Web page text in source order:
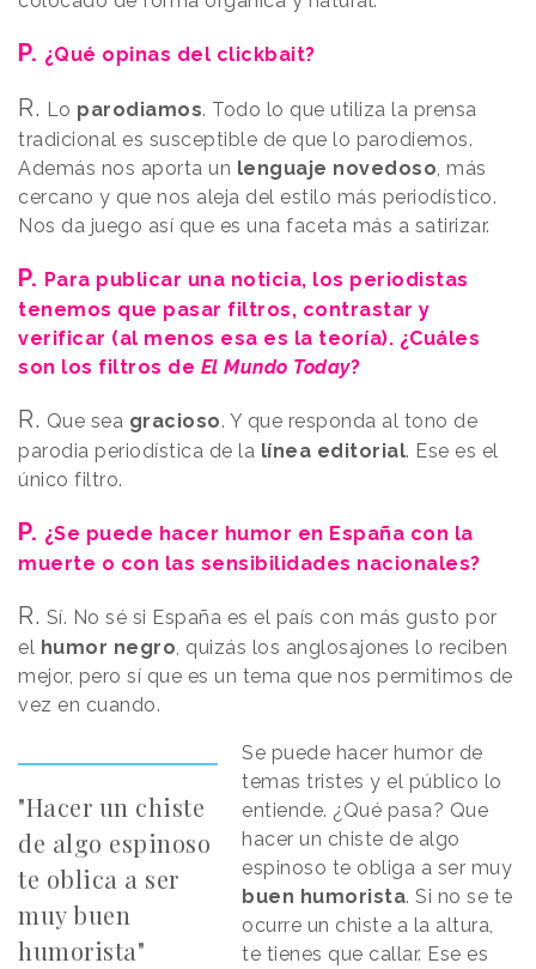
P. ¿Qué opinas del clickbait?
R. Lo parodiamos. Todo lo que utiliza la prensa
tradicional es susceptible de que lo parodiemos.
Además nos aporta un lenguaje novedoso, más
cercano y que nos aleja del estilo más periodístico.
Nos da juego así que es una faceta más a satirizar.
P. Para publicar una noticia, los periodistas
tenemos que pasar filtros, contrastar y
verificar (al menos esa es la teoría). ¿Cuáles
son los filtros de El Mundo Today?
R. Que sea gracioso. Y que responda al tono de
parodia periodística de la línea editorial. Ese es el
único filtro.
P. ¿Se puede hacer humor en España con la
muerte o con las sensibilidades nacionales?
R. Sí. No sé si España es el país con más gusto por
el humor negro, quizás los anglosajones lo reciben
mejor, pero sí que es un tema que nos permitimos de
vez en cuando.
"Hacer un chiste
de algo espinoso
te oblica a ser
muy buen
humorista"
Se puede hacer humor de
temas tristes y el público lo
entiende. ¿Qué pasa? Que
hacer un chiste de algo
espinoso te obliga a ser muy
buen humorista. Si no se te
ocurre un chiste a la altura,
te tienes que callar. Ese es